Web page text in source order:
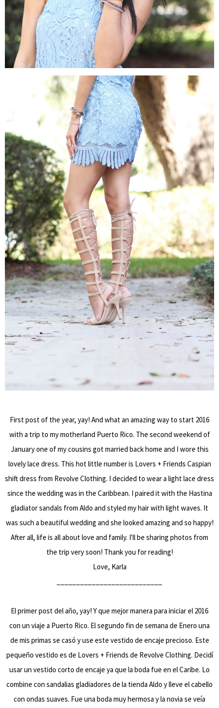
First post of the year, yay! And what an amazing way to start 2016
with a trip to my motherland Puerto Rico. The second weekend of
January one of my cousins got married back home and I wore this
lovely lace dress. This hot little number is Lovers + Friends Caspian
shift dress from Revolve Clothing. I decided to wear a light lace dress
since the wedding was in the Caribbean. I paired it with the Hastina
gladiator sandals from Aldo and styled my hair with light waves. It
was such a beautiful wedding and she looked amazing and so happy!
After all, life is all about love and family. I'll be sharing photos from
the trip very soon! Thank you for reading!
Love, Karla
El primer post del año, yay! Y que mejor manera para iniciar el 2016
con un viaje a Puerto Rico. El segundo fin de semana de Enero una
de mis primas se casó y use este vestido de encaje precioso. Este
pequeño vestido es de Lovers + Friends de Revolve Clothing. Decidí
usar un vestido corto de encaje ya que la boda fue en el Caribe. Lo
combine con sandalias gladiadores de la tienda Aldo y lleve el cabello
con ondas suaves. Fue una boda muy hermosa y la novia se veía